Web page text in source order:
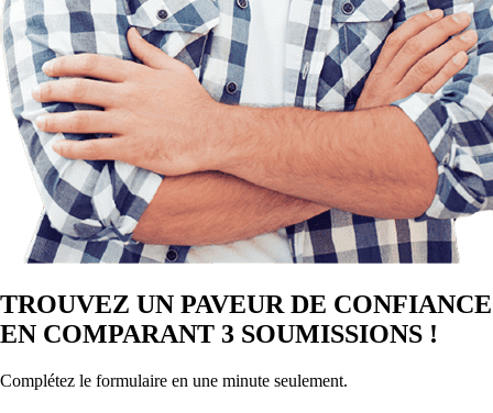
TROUVEZ UN PAVEUR DE CONFIANCE
EN COMPARANT 3 SOUMISSIONS !
Complétez le formulaire en une minute seulement.